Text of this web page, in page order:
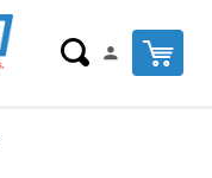
Cart